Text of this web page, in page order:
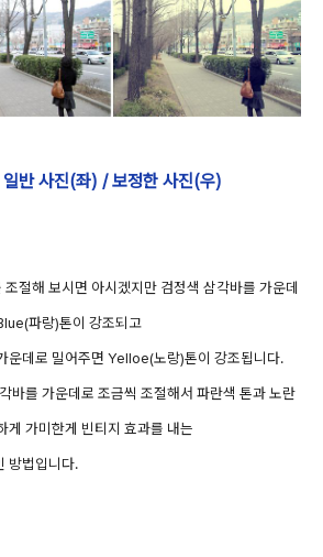
일반 사진(좌) / 보정한 사진(우)
조절해 보시면 아시겠지만 검정색 삼각바를 가운데
파랑)톤이 강조되고
운데로 밀어주면 Yelloe(노랑)톤이 강조됩니다.
바를 가운데로 조금씩 조절해서 파란색 톤과 노란
게 가미한게 빈티지 효과를 내는
방법입니다.